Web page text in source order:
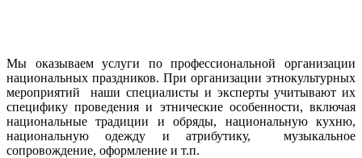
Мы оказываем услуги по профессиональной организации
национальных праздников. При организации этнокультурных
мероприятий наши специалисты и эксперты учитывают их
специфику проведения и этнические особенности, включая
национальные традиции и обряды, национальную кухню,
национальную одежду и атрибутику, музыкальное
сопровождение, оформление и т.п.